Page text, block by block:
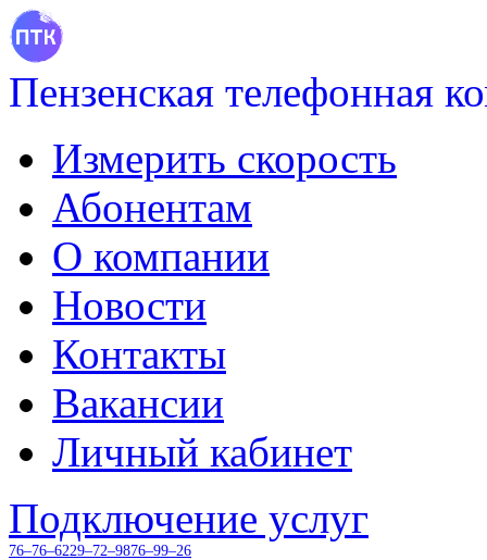
Пензенская телефонная
Измерить скорость
Абонентам
О компании
Новости
Контакты
Вакансии
Личный кабинет
Подключение услуг
76–76–6229–72–9876–99–26